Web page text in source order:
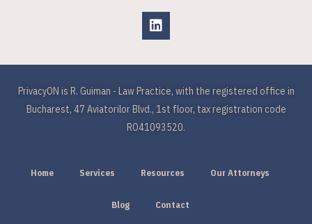
PrivacyON is R. Guiman - Law Practice, with the registered office in
Bucharest, 47 Aviatorilor Blvd., 1st floor, tax registration code
RO41093520.
Home Services Resources Our Attorneys
Blog Contact